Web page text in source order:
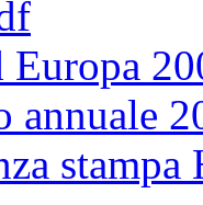
Europa
annuale